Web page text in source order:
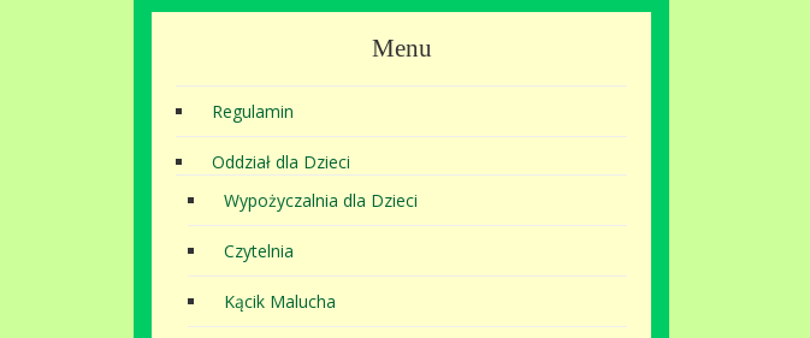
Menu
Regulamin
Oddział dla Dzieci
Wypożyczalnia dla Dzieci
Czytelnia
Kącik Malucha